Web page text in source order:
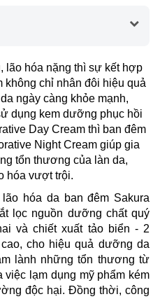
lão hóa nặng thì sự kết hợp
chỉ nhân đôi hiệu quả
ngày càng khỏe mạnh,
dụng kem dưỡng phục hồi
Day Cream thì ban đêm
Night Cream giúp gia
tổn thương của làn da,
hóa vượt trội.
hóa da ban đêm Sakura
lọc nguồn dưỡng chất quý
và chiết xuất tảo biển - 2
cho hiệu quả dưỡng da
lành những tổn thương từ
việc lạm dụng mỹ phẩm kém
độc hại. Đồng thời, công